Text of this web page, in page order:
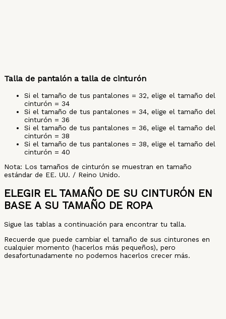
Talla de pantalón a talla de cinturón
Si el tamaño de tus pantalones = 32, elige el tamaño del
cinturón = 34
Si el tamaño de tus pantalones = 34, elige el tamaño del
cinturón = 36
Si el tamaño de tus pantalones = 36, elige el tamaño del
cinturón = 38
Si el tamaño de tus pantalones = 38, elige el tamaño del
cinturón = 40
Nota: Los tamaños de cinturón se muestran en tamaño
estándar de EE. UU. / Reino Unido.
ELEGIR EL TAMAÑO DE SU CINTURÓN EN
BASE A SU TAMAÑO DE ROPA
Sigue las tablas a continuación para encontrar tu talla.
Recuerde que puede cambiar el tamaño de sus cinturones en
cualquier momento (hacerlos más pequeños), pero
desafortunadamente no podemos hacerlos crecer más.